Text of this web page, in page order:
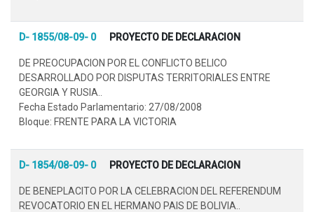
D- 1855/08-09- 0 PROYECTO DE DECLARACION
DE PREOCUPACION POR EL CONFLICTO BELICO
DESARROLLADO POR DISPUTAS TERRITORIALES ENTRE
GEORGIA Y RUSIA..
Fecha Estado Parlamentario: 27/08/2008
Bloque: FRENTE PARA LA VICTORIA
D- 1854/08-09- 0 PROYECTO DE DECLARACION
DE BENEPLACITO POR LA CELEBRACION DEL REFERENDUM
REVOCATORIO EN EL HERMANO PAIS DE BOLIVIA..